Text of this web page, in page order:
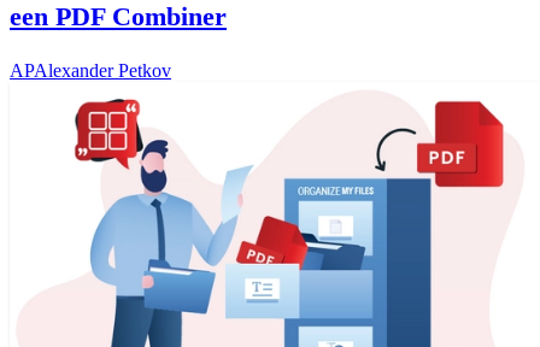
een PDF Combiner
APAlexander Petkov